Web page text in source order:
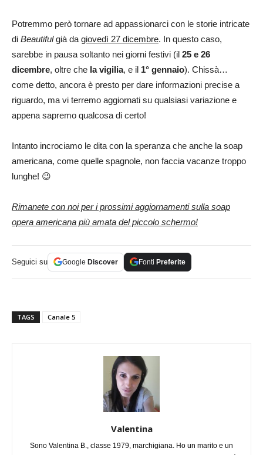
Potremmo però tornare ad appassionarci con le storie intricate
di Beautifulgià da giovedì 27 dicembre. In questo caso,
sarebbe in pausa soltanto nei giorni festivi (il 25 e 26
dicembre, oltre che la vigilia, e il 1° gennaio). Chissà…
come detto, ancora è presto per dare informazioni precise a
riguardo, ma vi terremo aggiornati su qualsiasi variazione e
appena sapremo qualcosa di certo!
Intanto incrociamo le dita con la speranza che anche la soap
americana, come quelle spagnole, non faccia vacanze troppo
lunghe! 😉
Rimanete con noi per i prossimi aggiornamenti sulla soap
opera americana più amata del piccolo schermo!
Seguici su Google Discover Fonti Preferite
TAGS Canale 5
Valentina
Sono Valentina B., classe 1979, marchigiana. Ho un marito e un